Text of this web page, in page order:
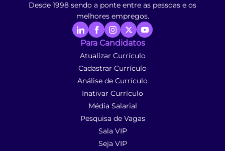
Desde 1998 sendo a ponte entre as pessoas e os
melhores empregos.
Para Candidatos
Atualizar Currículo
Cadastrar Currículo
Análise de Currículo
Inativar Currículo
Média Salarial
Pesquisa de Vagas
Sala VIP
Seja VIP